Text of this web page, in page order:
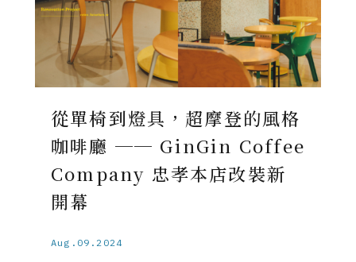
從單椅到燈具，超摩登的風格
咖啡廳 ── GinGin Coffee
Company 忠孝本店改裝新
開幕
Aug.09.2024